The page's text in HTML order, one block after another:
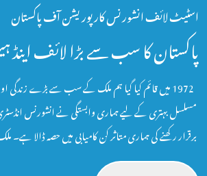
اسٹیٹ لائف انشورنس کارپوریشن آف پاکستان
پاکستان کا سب سے بڑا لائف اینڈ
1972 میں قائم کیا گیا ہم ملک کے سب سے بڑے زندگی
برقرار رکھنے کی ہماری متاثر کن کامیابی میں حصہ ڈالا ہے۔
کے مستقبل کو بااختیار بنانے، تحفظ دینے اور محفوظ